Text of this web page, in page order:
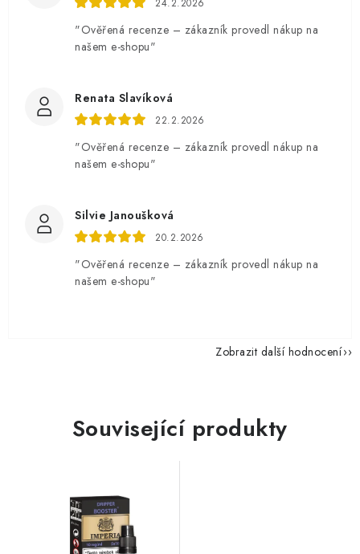
"Ověřená recenze – zákazník provedl nákup na
našem e-shopu"
Renata Slavíková
22.2.2026
"Ověřená recenze – zákazník provedl nákup na
našem e-shopu"
Silvie Janoušková
20.2.2026
"Ověřená recenze – zákazník provedl nákup na
našem e-shopu"
Zobrazit další hodnocení
Související produkty